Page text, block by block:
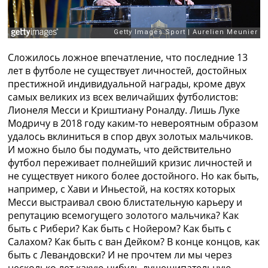
Рейтинг ФИФА
ТВ программа
RU
UA
Categories
Главная
Новости футбола
Видео
Трансферы
Новости футбола Украины
Последние комментарии
Конкурс прогнозов
Логин
Рейтинги
Правила
Коллективный прогноз
Турниры
Чемпионат Мира
Сложилось ложное впечатление, что последние 13
лет в футболе не существует личностей, достойных
престижной индивидуальной награды, кроме двух
самых великих из всех величайших футболистов:
Лионеля Месси и Криштиану Роналду. Лишь Луке
Модричу в 2018 году каким-то невероятным образом
удалось вклиниться в спор двух золотых мальчиков.
И можно было бы подумать, что действительно
футбол переживает полнейший кризис личностей и
не существует никого более достойного. Но как быть,
например, с Хави и Иньестой, на костях которых
Месси выстраивал свою блистательную карьеру и
репутацию всемогущего золотого мальчика? Как
быть с Рибери? Как быть с Нойером? Как быть с
Салахом? Как быть с ван Дейком? В конце концов, как
быть с Левандовски? И не прочтем ли мы через